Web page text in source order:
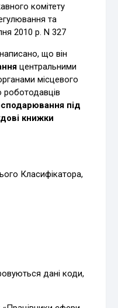
комітету
та
2010 р. N 327
що він
центральними
місцевого
під
книжки
Класифікатора,
дані коди,